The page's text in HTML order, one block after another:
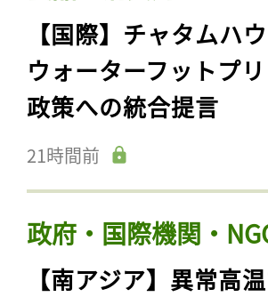
【国際】チャタムハ
ウォーターフットプ
政策への統合提言
21時間前
政府・国際機関・
【南アジア】異常高